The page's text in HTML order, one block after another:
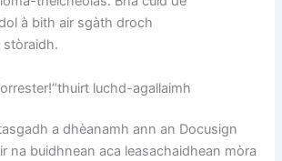
à bith air sgàth droch
stòraidh.
luchd-agallaimh
a dhèanamh ann an Docusign
na buidhnean aca leasachaidhean mòra